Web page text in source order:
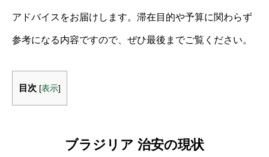
アドバイスをお届けします。滞在目的や予算に関わらず
参考になる内容ですので、ぜひ最後までご覧ください。
目次 [表示]
ブラジリア 治安の現状